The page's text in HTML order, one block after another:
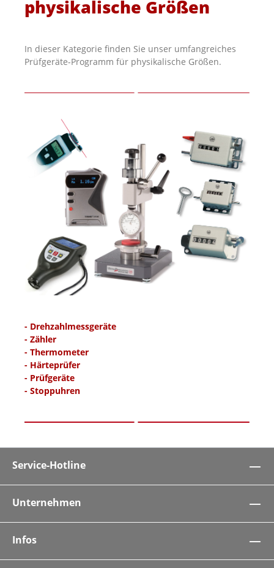
physikalische Größen
In dieser Kategorie finden Sie unser umfangreiches
Prüfgeräte-Programm für physikalische Größen.
- Drehzahlmessgeräte
- Zähler
- Thermometer
- Härteprüfer
- Prüfgeräte
- Stoppuhren
Service-Hotline
Unternehmen
Infos